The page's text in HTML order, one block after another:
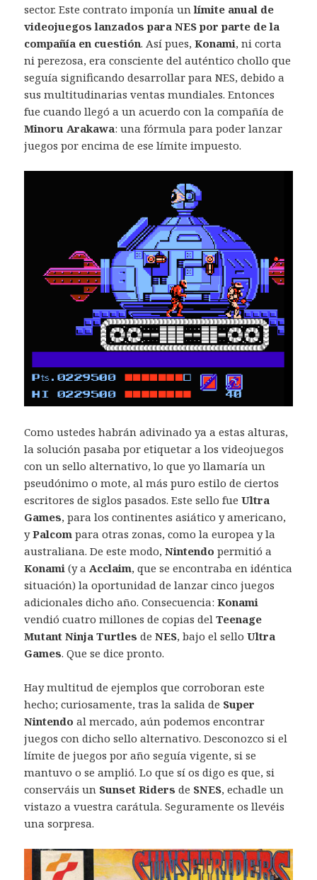
sector. Este contrato imponía unlímite anual de
videojuegos lanzados para NES por parte de la
compañía en cuestión. Así pues,Konami, ni corta
ni perezosa, era consciente del auténtico chollo que
seguía significando desarrollar para NES, debido a
sus multitudinarias ventas mundiales. Entonces
fue cuando llegó a un acuerdo con la compañía de
Minoru Arakawa: una fórmula para poder lanzar
juegos por encima de ese límite impuesto.
Como ustedes habrán adivinado ya a estas alturas,
la solución pasaba por etiquetar a los videojuegos
con un sello alternativo, lo que yo llamaría un
pseudónimo o mote, al más puro estilo de ciertos
escritores de siglos pasados. Este sello fueUltra
Games, para los continentes asiático y americano,
yPalcom para otras zonas, como la europea y la
australiana. De este modo,Nintendo permitió a
Konami (y a Acclaim, que se encontraba en idéntica
situación) la oportunidad de lanzar cinco juegos
adicionales dicho año. Consecuencia:Konami
vendió cuatro millones de copias delTeenage
Mutant Ninja Turtles deNES, bajo el selloUltra
Games. Que se dice pronto.
Hay multitud de ejemplos que corroboran este
hecho; curiosamente, tras la salida de Super
Nintendo al mercado, aún podemos encontrar
juegos con dicho sello alternativo. Desconozco si el
límite de juegos por año seguía vigente, si se
mantuvo o se amplió. Lo que sí os digo es que, si
conserváis un Sunset Riders de SNES, echadle un
vistazo a vuestra carátula. Seguramente os llevéis
una sorpresa.